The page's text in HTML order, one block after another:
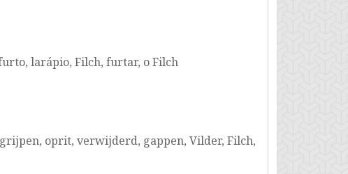
larápio, Filch, furtar, o Filch
oprit, verwijderd, gappen, Vilder, Filch,